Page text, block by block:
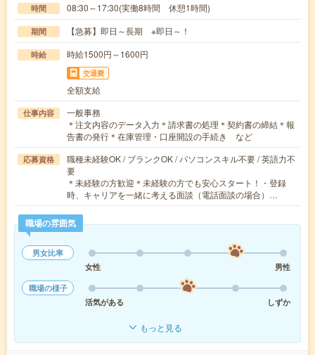
時間 08:30～17:30(実働8時間 休憩1時間)
期間 【急募】即日～長期 ※即日～！
時給 時給1500円～1600円
交通費
全額支給
仕事内容
一般事務
＊注文内容のデータ入力＊請求書の処理＊契約書の締結＊報
告書の発行＊在庫管理・口座開設の手続き など
応募資格
職種未経験OK / ブランクOK / パソコンスキル不要 / 英語力不
要
＊未経験の方歓迎＊未経験の方でも安心スタート！・登録
時、キャリアを一緒に考える面談（電話面談の場合）…
職場の雰囲気
男女比率
女性
男性
職場の様子
活気がある
しずか
もっと見る